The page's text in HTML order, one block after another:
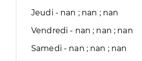
Jeudi - nan ; nan ; nan
Vendredi - nan ; nan ; nan
Samedi - nan ; nan ; nan